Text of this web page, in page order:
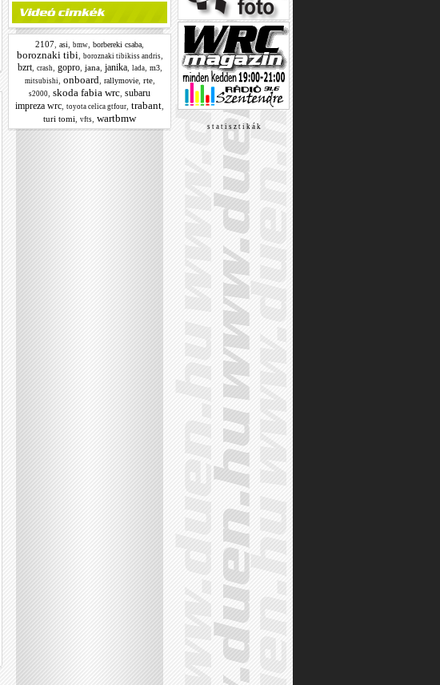
2107 asi bmw borbereki csaba
boroznaki tibi boroznaki tibikiss andris,
bzrt, crash gopro, jana, janika, lada, m3,
mitsubishi onboard rallymovie, rte,
s2000 skoda fabia wrc subaru
impreza wrc toyota celica gtfour trabant
turi tomi
vfts wartbmw
s t a t i s z t i k á k